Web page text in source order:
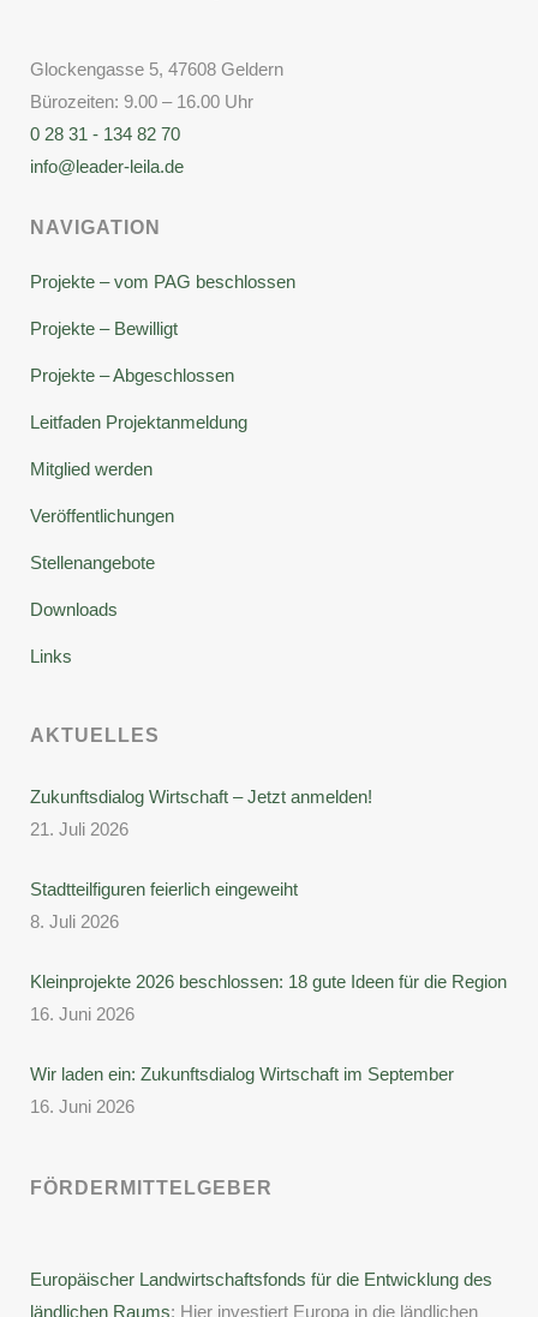
Glockengasse 5, 47608 Geldern
Bürozeiten: 9.00 – 16.00 Uhr
0 28 31 - 134 82 70
info@leader-leila.de
NAVIGATION
Projekte – vom PAG beschlossen
Projekte – Bewilligt
Projekte – Abgeschlossen
Leitfaden Projektanmeldung
Mitglied werden
Veröffentlichungen
Stellenangebote
Downloads
Links
AKTUELLES
Zukunftsdialog Wirtschaft – Jetzt anmelden!
21. Juli 2026
Stadtteilfiguren feierlich eingeweiht
8. Juli 2026
Kleinprojekte 2026 beschlossen: 18 gute Ideen für die Region
16. Juni 2026
Wir laden ein: Zukunftsdialog Wirtschaft im September
16. Juni 2026
FÖRDERMITTELGEBER
Europäischer Landwirtschaftsfonds für die Entwicklung des
ländlichen Raums: Hier investiert Europa in die ländlichen